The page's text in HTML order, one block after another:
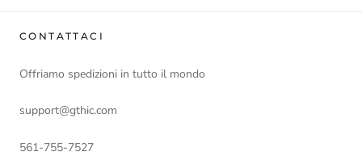
CONTATTACI
Offriamo spedizioni in tutto il mondo
support@gthic.com
561-755-7527